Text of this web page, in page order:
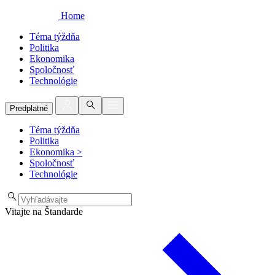
Home
Téma týždňa
Politika
Ekonomika
Spoločnosť
Technológie
Predplatné
Téma týždňa
Politika
Ekonomika >
Spoločnosť
Technológie
Vitajte na Štandarde